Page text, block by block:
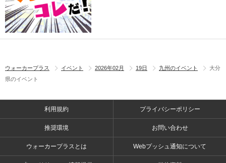
ウォーカープラス イベント 2026年02月 19日 九州のイベント
大分
県のイベント
利用規約 プライバシーポリシー
推奨環境 お問い合わせ
ウォーカープラスとは Webプッシュ通知について